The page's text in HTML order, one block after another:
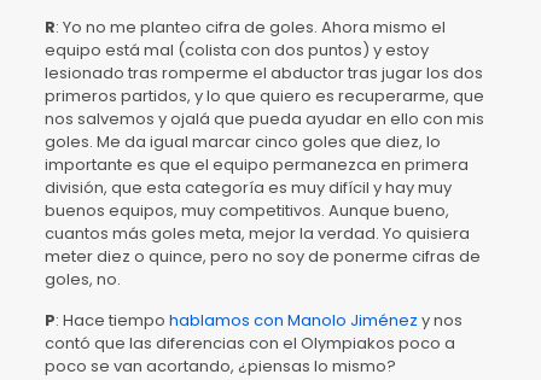
R: Yo no me planteo cifra de goles. Ahora mismo el
equipo está mal (colista con dos puntos) y estoy
lesionado tras romperme el abductor tras jugar los dos
primeros partidos, y lo que quiero es recuperarme, que
nos salvemos y ojalá que pueda ayudar en ello con mis
goles. Me da igual marcar cinco goles que diez, lo
importante es que el equipo permanezca en primera
división, que esta categoría es muy difícil y hay muy
buenos equipos, muy competitivos. Aunque bueno,
cuantos más goles meta, mejor la verdad. Yo quisiera
meter diez o quince, pero no soy de ponerme cifras de
goles, no.
P: Hace tiempo hablamos con Manolo Jiménez y nos
contó que las diferencias con el Olympiakos poco a
poco se van acortando, ¿piensas lo mismo?